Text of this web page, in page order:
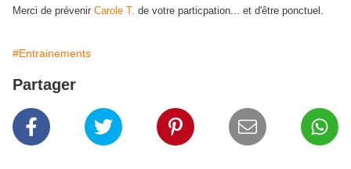
Merci de prévenir Carole T. de votre particpation... et d'être ponctuel.
#Entrainements
Partager